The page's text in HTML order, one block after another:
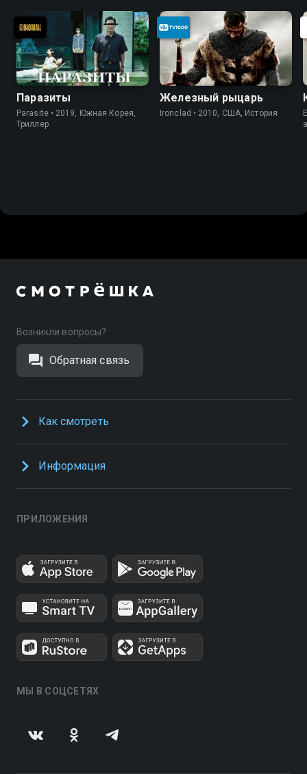
Паразиты
Parasite • 2019, Южная Корея,
Триллер
Железный рыцарь
Ironclad • 2010, США, История
Возникли вопросы?
Обратная связь
Как смотреть
Информация
ПРИЛОЖЕНИЯ
МЫ В СОЦСЕТЯХ